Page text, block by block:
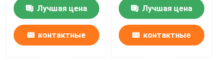
Лучшая цена
контактные
Лучшая цена
контактные